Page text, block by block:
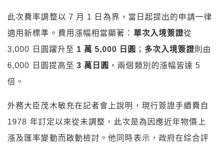
此次費率調整以 7 月 1 日為界，當日起提出的申請一律
適用新標準。費用漲幅相當顯著： 單次入境簽證從
3,000 日圓躍升至 1 萬 5,000 日圓 ； 多次入境簽證則由
6,000 日圓提高至3 萬日圓 ，兩個類別的漲幅皆達 5
倍。
外務大臣茂木敏充在記者會上說明，現行簽證手續費自
1978 年訂定以來從未調整，此次是為因應近年物價上
漲及匯率變動而啟動檢討。他同時表示，政府在綜合評